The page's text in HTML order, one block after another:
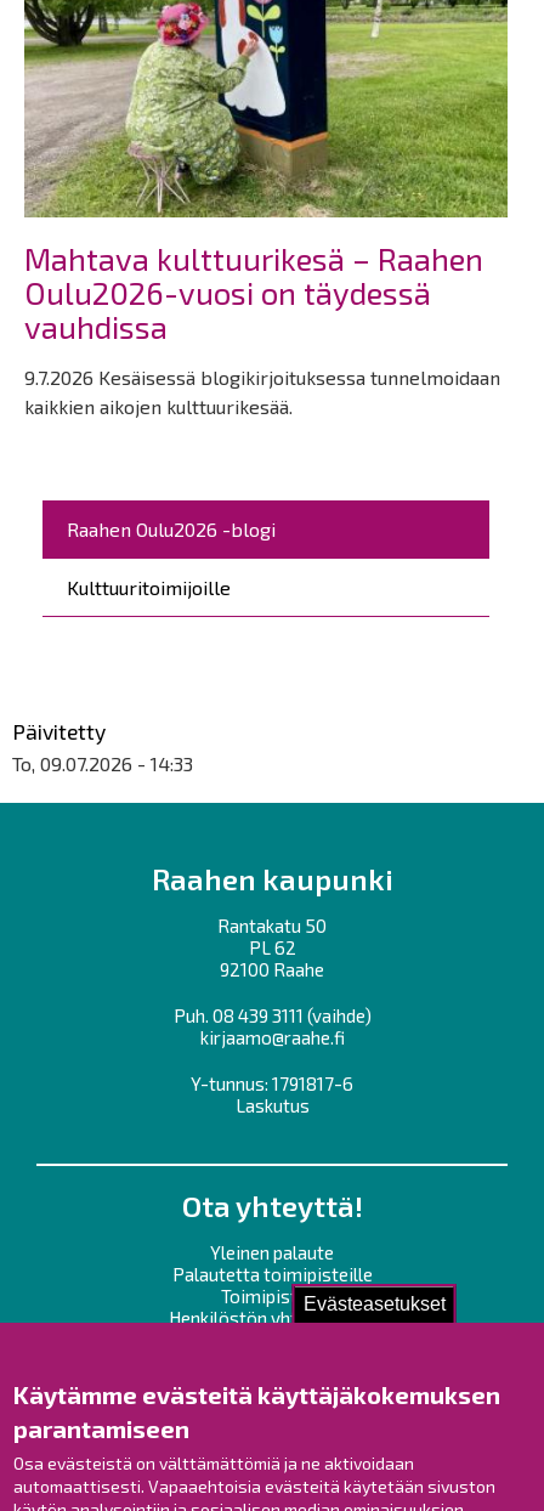
Evästeasetukset
Käytämme evästeitä käyttäjäkokemuksen
parantamiseen
Osa evästeistä on välttämättömiä ja ne aktivoidaan
automaattisesti. Vapaaehtoisia evästeitä käytetään sivuston
Päävalikko
Raahen Oulu2026 -blogi
Kulttuuritoimijoille
Mahtava kulttuurikesä – Raahen
Oulu2026-vuosi on täydessä
vauhdissa
9.7.2026 Kesäisessä blogikirjoituksessa tunnelmoidaan
kaikkien aikojen kulttuurikesää.
Päivitetty
To, 09.07.2026 - 14:33
Raahen kaupunki
Rantakatu 50
PL 62
92100 Raahe
Puh. 08 439 3111 (vaihde)
kirjaamo@raahe.fi
Y-tunnus: 1791817-6
Laskutus
Ota yhteyttä!
Yleinen palaute
Palautetta toimipisteille
Toimipisteet
Henkilöstön yhteystiedot
Raahe Facebookissa
Raahe Instagramissa
Raahe LinkedInissä
Raahe YouTubessa